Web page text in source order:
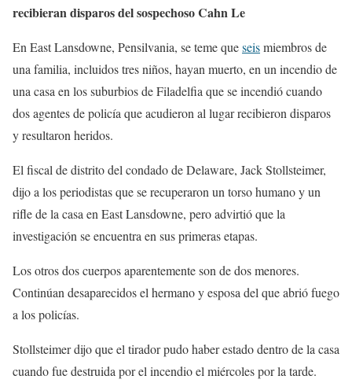
recibieran disparos del sospechoso Cahn Le
En East Lansdowne, Pensilvania, se teme queseismiembros de
una familia, incluidos tres niños, hayan muerto, en un incendio de
una casa en los suburbios de Filadelfia que se incendió cuando
dos agentes de policía que acudieron al lugar recibieron disparos
y resultaron heridos.
El fiscal de distrito del condado de Delaware, Jack Stollsteimer,
dijo a los periodistas que se recuperaron un torso humano y un
rifle de la casa en East Lansdowne, pero advirtió que la
investigación se encuentra en sus primeras etapas.
Los otros dos cuerpos aparentemente son de dos menores.
Continúan desaparecidos el hermano y esposa del que abrió fuego
a los policías.
Stollsteimer dijo que el tirador pudo haber estado dentro de la casa
cuando fue destruida por el incendio el miércoles por la tarde.